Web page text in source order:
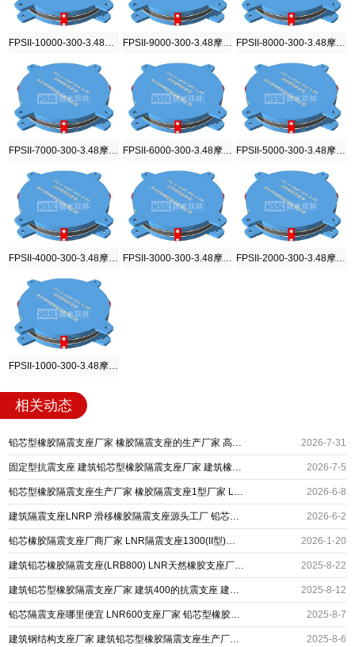
FPSII-9000-300-3.48摩擦摆隔震支座
FPSII-6000-300-3.48摩擦摆隔震支座
FPSII-3000-300-3.48摩擦摆隔震支座
相关动态
铅芯型橡胶隔震支座厂家 橡胶隔震支座的生产厂家 高阻尼支座价格 2026-7-31
固定型抗震支座 建筑铅芯型橡胶隔震支座厂家 建筑橡胶隔震支座厂商 2026-7-5
铅芯型橡胶隔震支座生产厂家 橡胶隔震支座1型厂家 LNR隔震支座 2026-6-8
建筑隔震支座LNRP 滑移橡胶隔震支座源头工厂 铅芯型橡胶隔震支座源头工厂 2026-6-2
铅芯橡胶隔震支座厂商厂家 LNR隔震支座1300(II型)厂家 铅芯型橡胶隔震支座生产厂家 2026-1-20
建筑铅芯橡胶隔震支座(LRB800) LNR天然橡胶支座厂家 铅芯型橡胶隔震支座厂家 2025-8-22
建筑铅芯型橡胶隔震支座厂家 建筑400的抗震支座 建筑钢结构隔震支座生产厂家 2025-8-12
铅芯隔震支座哪里便宜 LNR600支座厂家 铅芯型橡胶隔震支座生产厂家 2025-8-7
建筑钢结构支座厂家 建筑铅芯型橡胶隔震支座生产厂家 铅芯橡胶隔震支座定制 2025-8-6